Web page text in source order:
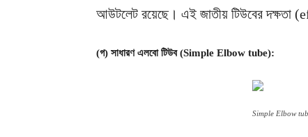
আউটলেট রয়েছে। এই জাতীয় টিউবের দক্ষতা
(গ) সাধারণ এলবো টিউব (Simple Elbow tube):
Simple Elbow